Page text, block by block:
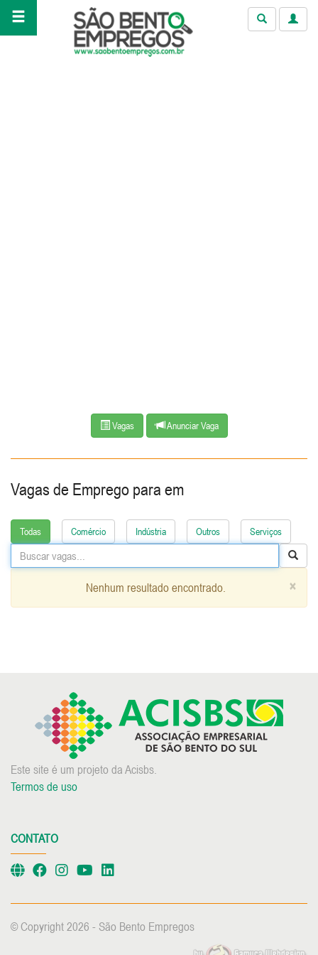
Vagas Anunciar Vaga
Vagas de Emprego para em
Todas Comércio Indústria Outros Serviços
×
Nenhum resultado encontrado.
Este site é um projeto da Acisbs.
Termos de uso
CONTATO
© Copyright 2026 - São Bento Empregos